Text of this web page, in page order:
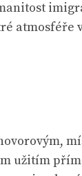
atmosféře
užitím